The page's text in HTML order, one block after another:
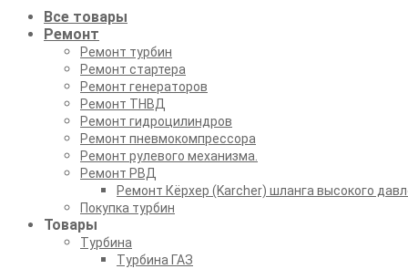
Все товары
Ремонт
Ремонт турбин
Ремонт стартера
Ремонт генераторов
Ремонт ТНВД
Ремонт гидроцилиндров
Ремонт пневмокомпрессора
Ремонт рулевого механизма.
Ремонт РВД
Ремонт Кёрхер (Karcher) шланга высокого
Покупка турбин
Товары
Турбина
Турбина ГАЗ